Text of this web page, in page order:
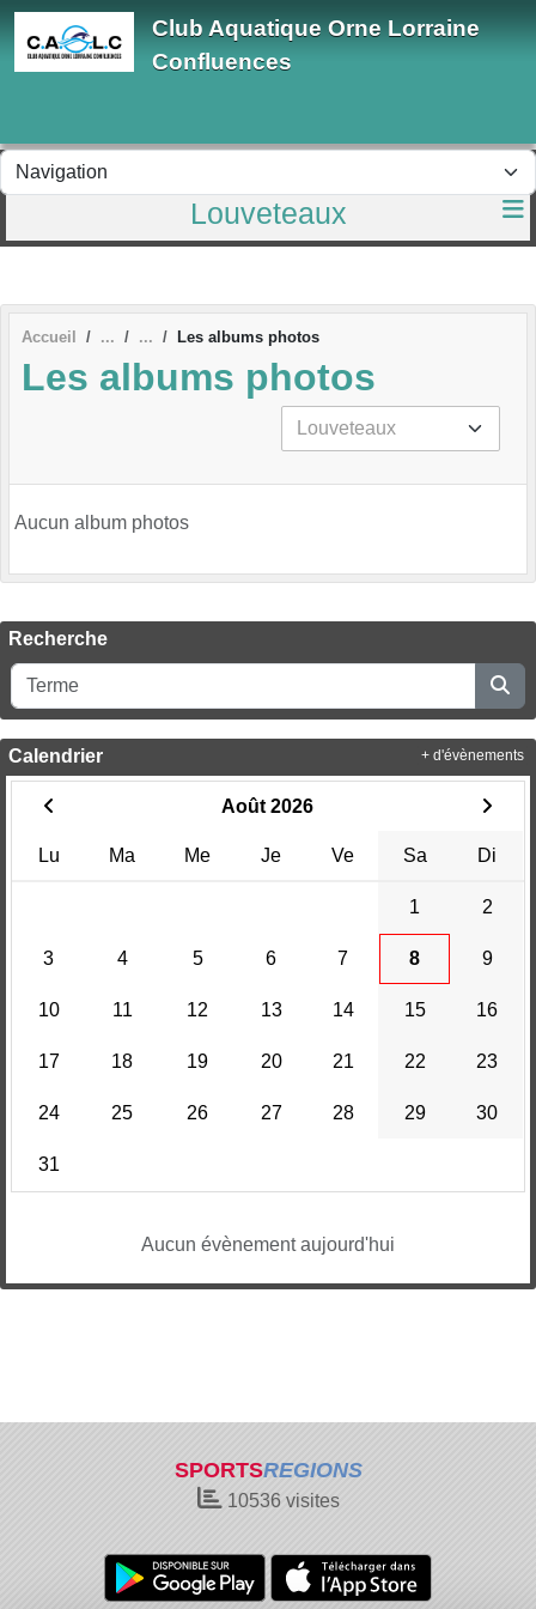
Club Aquatique Orne Lorraine
Confluences
Louveteaux
Accueil Les albums photos
Les albums photos
Aucun album photos
Recherche
Calendrier
Août 2026
Lu Ma Me Je Ve Sa Di
1 2
3 4 5 6 7 8 9
10 11 12 13 14 15 16
17 18 19 20 21 22 23
24 25 26 27 28 29 30
31
Aucun évènement aujourd'hui
+ d'évènements
SPORTSREGIONS
10536visites
Panneau de gestion des cookies